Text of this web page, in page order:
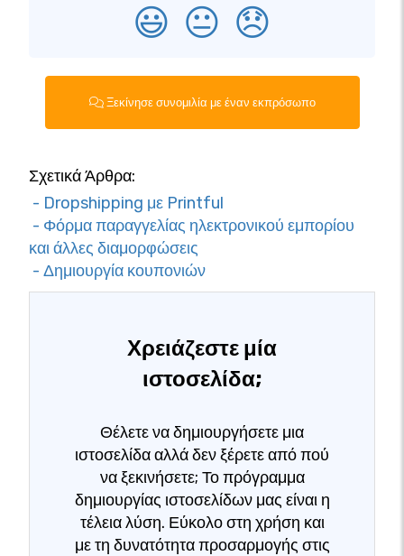
😃 😐 😞
Ξεκίνησε συνομιλία με έναν εκπρόσωπο
Σχετικά Άρθρα:
- Dropshipping με Printful
- Φόρμα παραγγελίας ηλεκτρονικού εμπορίου
και άλλες διαμορφώσεις
- Δημιουργία κουπονιών
Χρειάζεστε μία
ιστοσελίδα;
Θέλετε να δημιουργήσετε μια
ιστοσελίδα αλλά δεν ξέρετε από πού
να ξεκινήσετε; Το πρόγραμμα
δημιουργίας ιστοσελίδων μας είναι η
τέλεια λύση. Εύκολο στη χρήση και
με τη δυνατότητα προσαρμογής στις